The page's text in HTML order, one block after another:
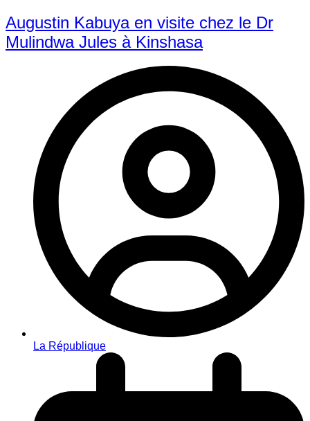
Augustin Kabuya en visite chez le Dr
Mulindwa Jules à Kinshasa
La République